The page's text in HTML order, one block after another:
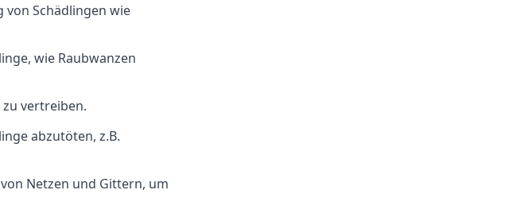
von Schädlingen wie
wie Raubwanzen
vertreiben.
abzutöten, z.B.
Netzen und Gittern, um